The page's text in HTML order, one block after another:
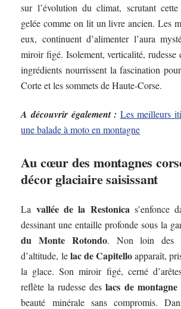
sur l’évolution du climat, scrutant cette
gelée comme on lit un livre ancien. Les
eux, continuent d’alimenter l’aura
miroir figé. Isolement, verticalité, rudesse
ingrédients nourrissent la fascination
Corte et les sommets de Haute-Corse.
A découvrir également : Les meilleurs
une balade à moto en montagne
Au cœur des montagnes
décor glaciaire saisissant
La vallée de la Restonica s’enfonce
dessinant une entaille profonde sous la
du Monte Rotondo. Non loin des
d’altitude, lelac de Capitelloapparaît,
la glace. Son miroir figé, cerné
reflète la rudesse deslacs de montagne
beauté minérale sans compromis.